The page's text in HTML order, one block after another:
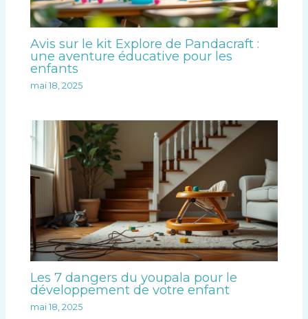
Avis sur le kit Explore de Pandacraft :
une aventure éducative pour les
enfants
mai 18, 2025
Les 7 dangers du youpala pour le
développement de votre enfant
mai 18, 2025